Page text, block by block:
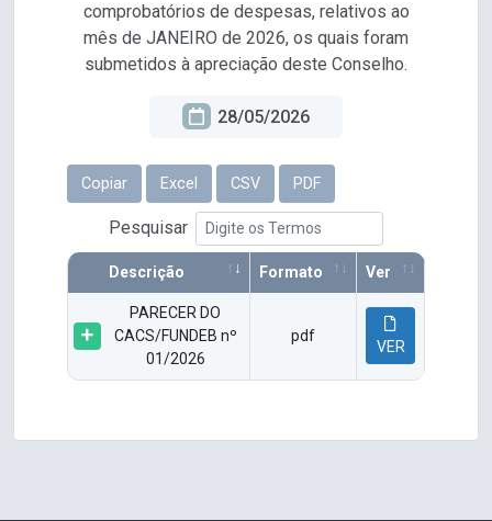
comprobatórios de despesas, relativos ao
mês de JANEIRO de 2026, os quais foram
submetidos à apreciação deste Conselho.
28/05/2026
Copiar Excel CSV PDF
Pesquisar
Descrição Formato Ver
PARECER DO
CACS/FUNDEB nº
01/2026
pdf
VER